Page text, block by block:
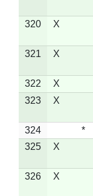
320 X
321 X
322 X
323
X
324 *
325
X
326 X